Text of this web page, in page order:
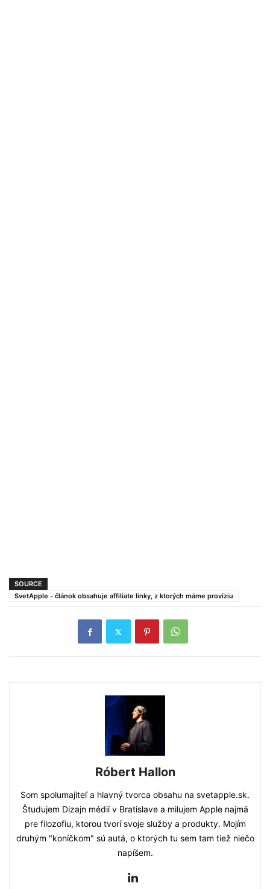
SOURCE
SvetApple - článok obsahuje affiliate linky, z ktorých máme províziu
Róbert Hallon
Som spolumajiteľ a hlavný tvorca obsahu na svetapple.sk.
Študujem Dizajn médií v Bratislave a milujem Apple najmä
pre filozofiu, ktorou tvorí svoje služby a produkty. Mojím
druhým "koníčkom" sú autá, o ktorých tu sem tam tiež niečo
napíšem.